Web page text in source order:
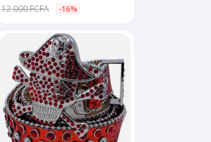
12 000 FCFA -16%